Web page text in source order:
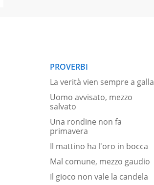
PROVERBI
La verità vien sempre a galla
Uomo avvisato, mezzo
salvato
Una rondine non fa
primavera
Il mattino ha l'oro in bocca
Mal comune, mezzo gaudio
Il gioco non vale la candela